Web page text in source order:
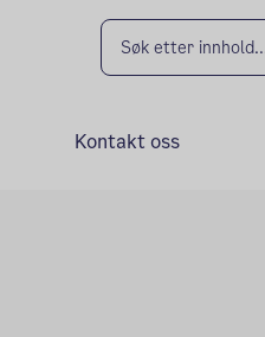
Kontakt oss